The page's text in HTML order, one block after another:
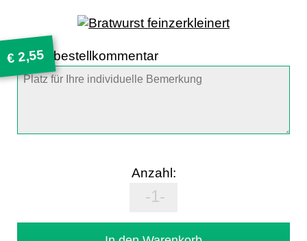
€2,55
Artikelbestellkommentar
Anzahl: